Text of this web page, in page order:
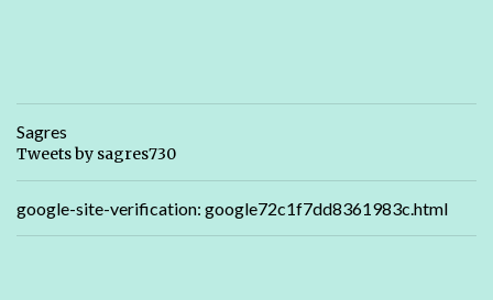
Sagres
Tweets by sagres730
google-site-verification: google72c1f7dd8361983c.html